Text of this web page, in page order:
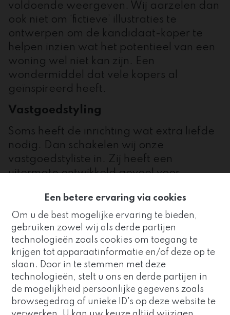
Een betere ervaring via cookies
Om u de best mogelijke ervaring te bieden,
gebruiken zowel wij als derde partijen
technologieën zoals cookies om toegang te
krijgen tot apparaatinformatie en/of deze op te
slaan. Door in te stemmen met deze
technologieën, stelt u ons en derde partijen in
de mogelijkheid persoonlijke gegevens zoals
browsegedrag of unieke ID's op deze website te
voldoende weergeven. Wij aarzelen dan
ook niet om ‘fictieve’ illustraties te
ontwerpen om de kandidaat-koper te
helpen inzien wat het potentieel van een
woning wel niet kan zijn. Een
wondermiddel dat vele kopers al
geïnspireerd heeft.
Vastgoedstyling
Soms heeft de inrichting wat extra liefde
nodig. Dan schakelen wij onze
vastgoedstyliste in. Zij heeft een
uitermate ontwikkeld gevoel voor
en grotere ingrepen de
aantrekkingskracht van elke woning
exponentieel doet stijgen. We spreken
dan van beperkte interieurstyling tot het
verhuur van volledige meubilair in de
gewenste stijl.
Online marketing
Onze vitrine is nu voornamelijk digitaal.
Goed nieuws!